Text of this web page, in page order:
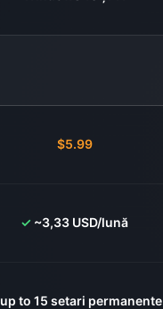
$5.99
✓ ~3,33 USD/lună
up to 15 setari permanente